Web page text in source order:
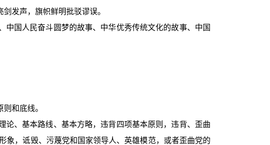
发声，旗帜鲜明批驳谬误。
国人民奋斗圆梦的故事、中华优秀传统文化的故事、中国
和底线。
、基本路线、基本方略，违背四项基本原则，违背、歪曲
象，诋毁、污蔑党和国家领导人、英雄模范，或者歪曲党的